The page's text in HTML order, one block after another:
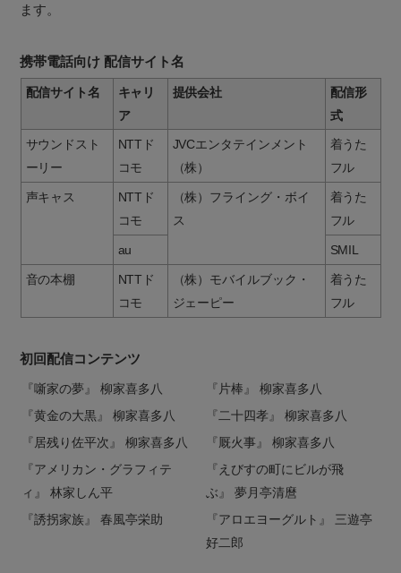
ます。
携帯電話向け 配信サイト名
配信サイト名
キャリ
ア
提供会社
配信形
式
サウンドスト
ーリー
NTTド
コモ
JVCエンタテインメント
（株）
着うた
フル
声キャス
NTTド
コモ
（株）フライング・ボイ
ス
着うた
フル
au SMIL
音の本棚
NTTド
コモ
（株）モバイルブック・
ジェーピー
着うた
フル
初回配信コンテンツ
『噺家の夢』 柳家喜多八
『片棒』 柳家喜多八
『黄金の大黒』 柳家喜多八
『二十四孝』 柳家喜多八
『居残り佐平次』 柳家喜多八
『厩火事』 柳家喜多八
『アメリカン・グラフィテ
ィ』 林家しん平
『えびすの町にビルが飛
ぶ』 夢月亭清麿
『誘拐家族』 春風亭栄助
『アロエヨーグルト』 三遊亭
好二郎